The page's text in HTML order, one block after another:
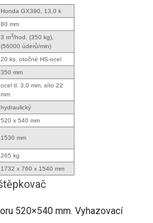
Honda GX390, 13,0 k
80 mm
3 m3/hod. (350 kg),
(56000 úderů/min)
20 ks, otočné HS-ocel
350 mm
ocel tl. 3,0 mm, síto 22
mm
hydraulický
520 x 540 mm
1530 mm
265 kg
1732 x 760 x 1540 mm
520×540 mm. Vyhazovací